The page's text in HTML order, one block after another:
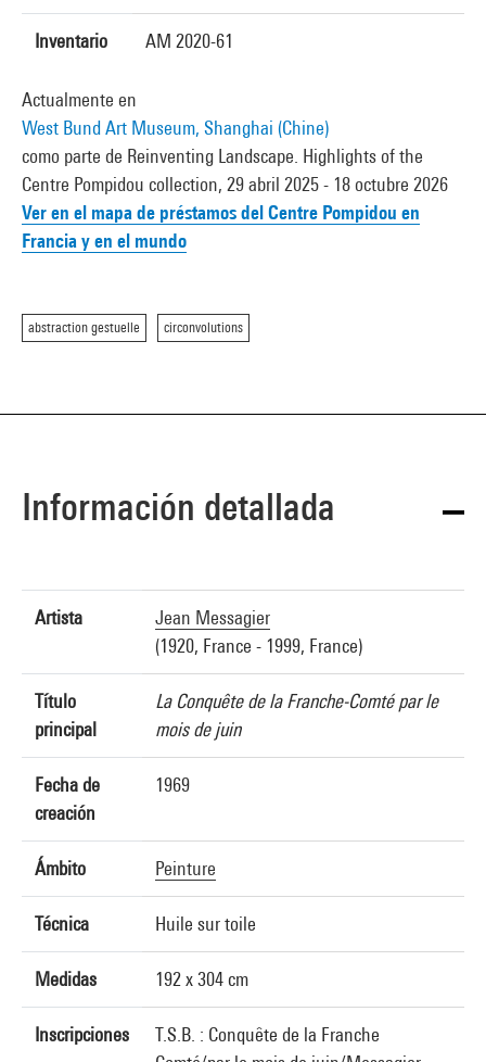
Inventario AM 2020-61
Actualmente en
West Bund Art Museum, Shanghai (Chine)
como parte de Reinventing Landscape. Highlights of the
Centre Pompidou collection, 29 abril 2025 - 18 octubre 2026
Ver en el mapa de préstamos del Centre Pompidou en
Francia y en el mundo
abstraction gestuelle circonvolutions
Información detallada
Artista
Jean Messagier
(1920, France - 1999, France)
Título
principal
La Conquête de la Franche-Comté par le
mois de juin
Fecha de
creación
1969
Ámbito Peinture
Técnica Huile sur toile
Medidas 192 x 304 cm
Inscripciones
T.S.B. : Conquête de la Franche